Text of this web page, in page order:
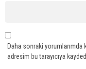
Daha sonraki yorumlarımda
adresim bu tarayıcıya